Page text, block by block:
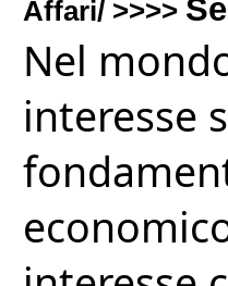
Affari/ >>>>
Nel
interesse